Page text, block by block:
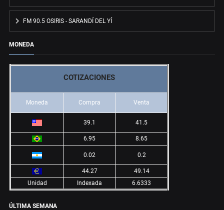
FM 90.5 OSIRIS - SARANDÍ DEL YÍ
MONEDA
COTIZACIONES
Moneda Compra Venta
39.1 41.5
6.95 8.65
0.02 0.2
44.27
49.14
Unidad
Indexada 6.6333
ÚLTIMA SEMANA